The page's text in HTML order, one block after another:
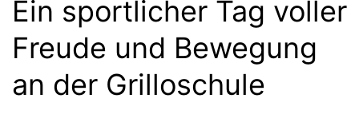
Ein sport­li­cher Tag vol­ler
Freu­de und Bewe­gung
an der Gril­lo­schu­le